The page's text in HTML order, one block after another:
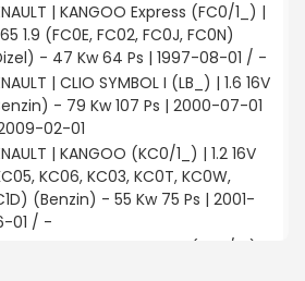
| KANGOO Express (FC0/1_) |
1.9 (FC0E, FC02, FC0J, FC0N)
- 47 Kw 64 Ps | 1997-08-01 / -
| CLIO SYMBOL I (LB_) | 1.6 16V
- 79 Kw 107 Ps | 2000-07-01
02-01
| KANGOO (KC0/1_) | 1.2 16V
KC06, KC03, KC0T, KC0W,
(Benzin) - 55 Kw 75 Ps | 2001-
01 / -
| KANGOO Express (FC0/1_) |